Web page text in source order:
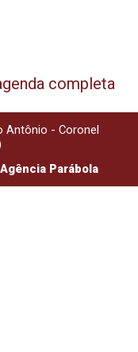
completa
Antônio - Coronel
Agência Parábola